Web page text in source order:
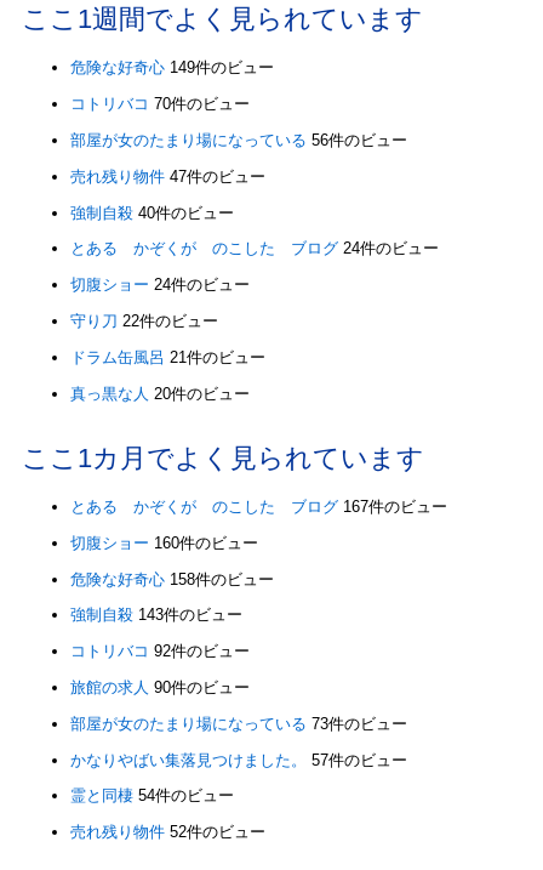
ここ1週間でよく見られています
危険な好奇心 149件のビュー
コトリバコ 70件のビュー
部屋が女のたまり場になっている 56件のビュー
売れ残り物件 47件のビュー
強制自殺 40件のビュー
とある かぞくが のこした ブログ 24件のビュー
切腹ショー 24件のビュー
守り刀 22件のビュー
ドラム缶風呂 21件のビュー
真っ黒な人 20件のビュー
ここ1カ月でよく見られています
とある かぞくが のこした ブログ 167件のビュー
切腹ショー 160件のビュー
危険な好奇心 158件のビュー
強制自殺 143件のビュー
コトリバコ 92件のビュー
旅館の求人 90件のビュー
部屋が女のたまり場になっている 73件のビュー
かなりやばい集落見つけました。
57件のビュー
霊と同棲 54件のビュー
売れ残り物件 52件のビュー